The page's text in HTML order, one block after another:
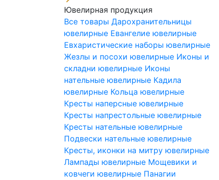
Ювелирная продукция
Все товары Дарохранительницы
ювелирные Евангелие ювелирные
Евхаристические наборы ювелирные
Жезлы и посохи ювелирные Иконы и
складни ювелирные Иконы
нательные ювелирные Кадила
ювелирные Кольца ювелирные
Кресты наперсные ювелирные
Кресты напрестольные ювелирные
Кресты нательные ювелирные
Подвески нательные ювелирные
Кресты, иконки на митру ювелирные
Лампады ювелирные Мощевики и
ковчеги ювелирные Панагии